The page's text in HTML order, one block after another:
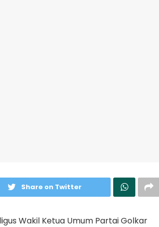
Share on Twitter
Wakil Ketua Umum Partai Golkar